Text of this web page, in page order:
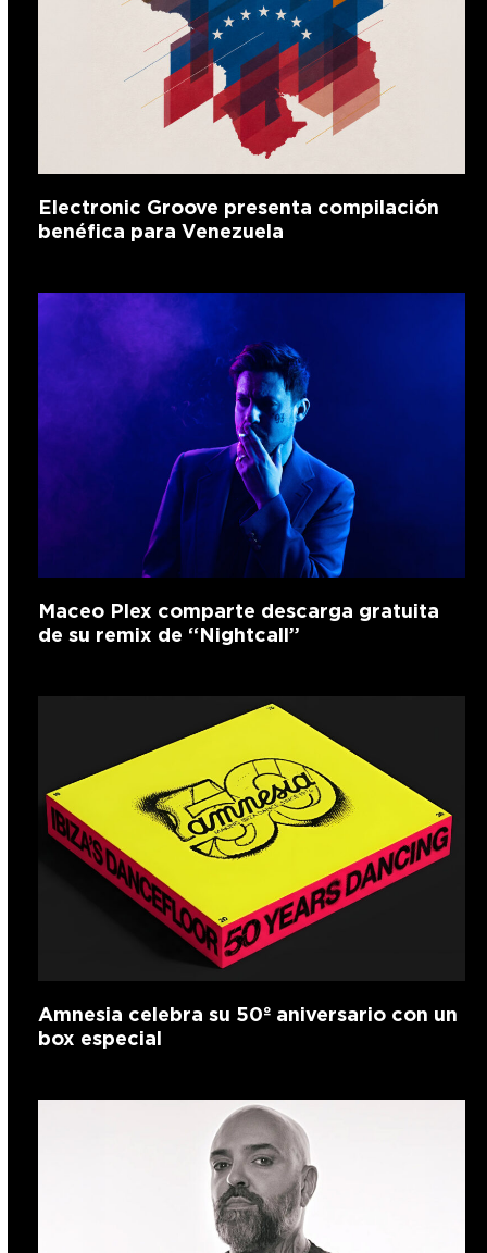
Electronic Groove presenta compilación
benéfica para Venezuela
Maceo Plex comparte descarga gratuita
de su remix de “Nightcall”
Amnesia celebra su 50º aniversario con un
box especial